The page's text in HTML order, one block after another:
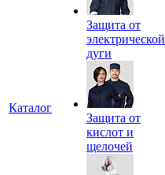
Каталог
Защита от
электрической
дуги
Защита от
кислот и
щелочей